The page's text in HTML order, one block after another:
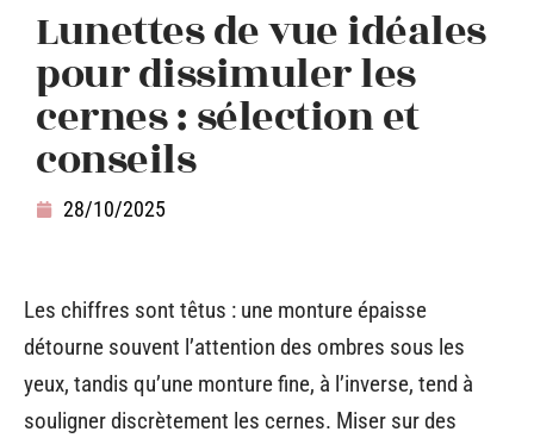
Lunettes de vue idéales
pour dissimuler les
cernes : sélection et
conseils
28/10/2025
Les chiffres sont têtus : une monture épaisse
détourne souvent l’attention des ombres sous les
yeux, tandis qu’une monture fine, à l’inverse, tend à
souligner discrètement les cernes. Miser sur des